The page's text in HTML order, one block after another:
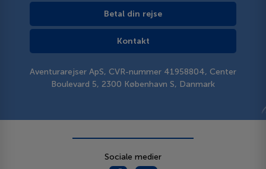
Betal din rejse
Kontakt
Aventurarejser ApS, CVR-nummer 41958804, Center
Boulevard 5, 2300 København S, Danmark
Sociale medier